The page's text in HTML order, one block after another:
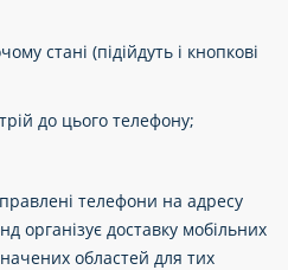
стані (підійдуть і кнопкові
до цього телефону;
телефони на адресу
організує доставку мобільних
областей для тих